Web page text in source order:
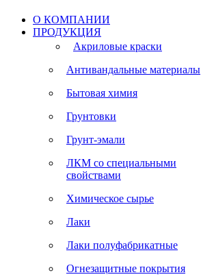
О КОМПАНИИ
ПРОДУКЦИЯ
Акриловые краски
Антивандальные материалы
Бытовая химия
Грунтовки
Грунт-эмали
ЛКМ со специальными
свойствами
Химическое сырье
Лаки
Лаки полуфабрикатные
Огнезащитные покрытия